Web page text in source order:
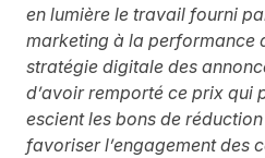
en lumière le travail fourni
marketing à la performance
stratégie digitale des
d’avoir remporté ce prix qui
escient les bons de
favoriser l’engagement des